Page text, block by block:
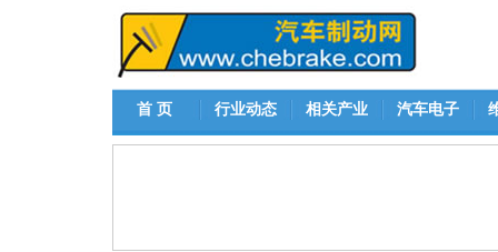
首 页 行业动态 相关产业 汽车电子